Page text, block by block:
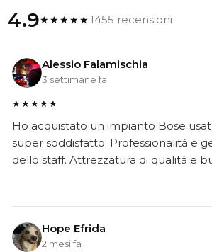
4.9★★★★★1455 recensioni
Alessio Falamischia
3 settimane fa
★★★★★
Ho acquistato un impianto Bose
super soddisfatto. Professionalità e
dello staff. Attrezzatura di qualità e
Hope Efrida
2 mesi fa